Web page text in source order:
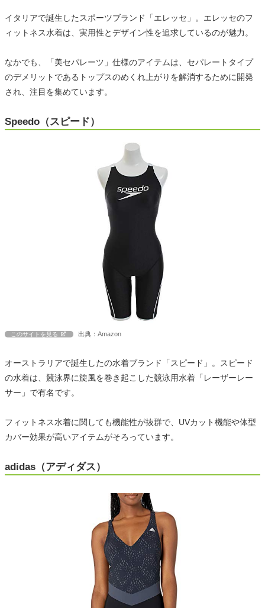
イタリアで誕生したスポーツブランド「エレッセ」。エレッセのフ
ィットネス水着は、実用性とデザイン性を追求しているのが魅力。
なかでも、「美セパレーツ」仕様のアイテムは、セパレートタイプ
のデメリットであるトップスのめくれ上がりを解消するために開発
され、注目を集めています。
Speedo（スピード）
このサイトを見る 出典：Amazon
オーストラリアで誕生したの水着ブランド「スピード」。スピード
の水着は、競泳界に旋風を巻き起こした競泳用水着「レーザーレー
サー」で有名です。
フィットネス水着に関しても機能性が抜群で、UVカット機能や体型
カバー効果が高いアイテムがそろっています。
adidas（アディダス）